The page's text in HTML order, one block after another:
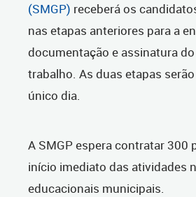
(SMGP) receberá os
nas etapas anteriores para a
documentação e assinatura
trabalho. As duas etapas
único dia.
A SMGP espera contratar 300
início imediato das atividades
educacionais municipais.